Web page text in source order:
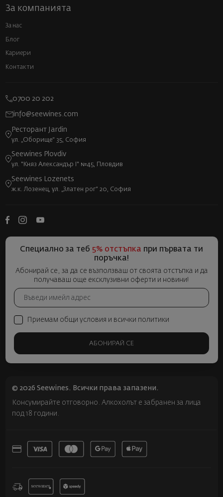
За компанията
За нас
Блог
Кариери
Контакти
0700 20 202
info@seewines.com
Ресторант Jardin
ул. „Оборище“ 35, София
Seewines Plovdiv
ул. "Княз Александър I" №45, Пловдив
Seewines Lozenets
ж.к. Лозенец, ул. „Златен рог“ 20, София
Специално за теб 5% отстъпка при първата ти
поръчка!
Абонирай се, за да се възползваш от своята отстъпка и да
получаваш още ексклузивни оферти и новини!
Приемам общи условия и всички политики
АБОНИРАЙ СЕ
© 2026 Seewines. Всички права запазени.
Консумирайте отговорно. Алкохолът е забранен за лица
под 18 години.